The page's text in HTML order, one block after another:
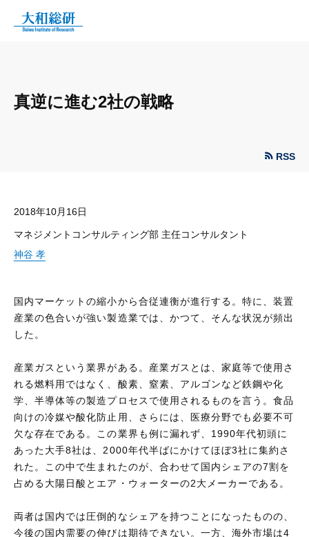
真逆に進む2社の戦略
RSS
2018年10月16日
マネジメントコンサルティング部 主任コンサルタント
神谷 孝
国内マーケットの縮小から合従連衡が進行する。特に、装置
産業の色合いが強い製造業では、かつて、そんな状況が頻出
した。
産業ガスという業界がある。産業ガスとは、家庭等で使用さ
れる燃料用ではなく、酸素、窒素、アルゴンなど鉄鋼や化
学、半導体等の製造プロセスで使用されるものを言う。食品
向けの冷媒や酸化防止用、さらには、医療分野でも必要不可
欠な存在である。この業界も例に漏れず、1990年代初頭に
あった大手8社は、2000年代半ばにかけてほぼ3社に集約さ
れた。この中で生まれたのが、合わせて国内シェアの7割を
占める大陽日酸とエア・ウォーターの2大メーカーである。
両者は国内では圧倒的なシェアを持つことになったものの、
今後の国内需要の伸びは期待できない。一方、海外市場は4